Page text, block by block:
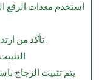
استخدم معدات الرفع
تأكد من ارتداء قفازات الأمان لتجنب الإصابات.
4.⁠
يتم تثبيت الزجاج